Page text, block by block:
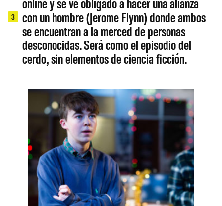
3
con un hombre (Jerome Flynn) donde ambos
se encuentran a la merced de personas
desconocidas. Será como el episodio del
cerdo, sin elementos de ciencia ficción.